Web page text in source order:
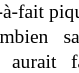
fait
aurait